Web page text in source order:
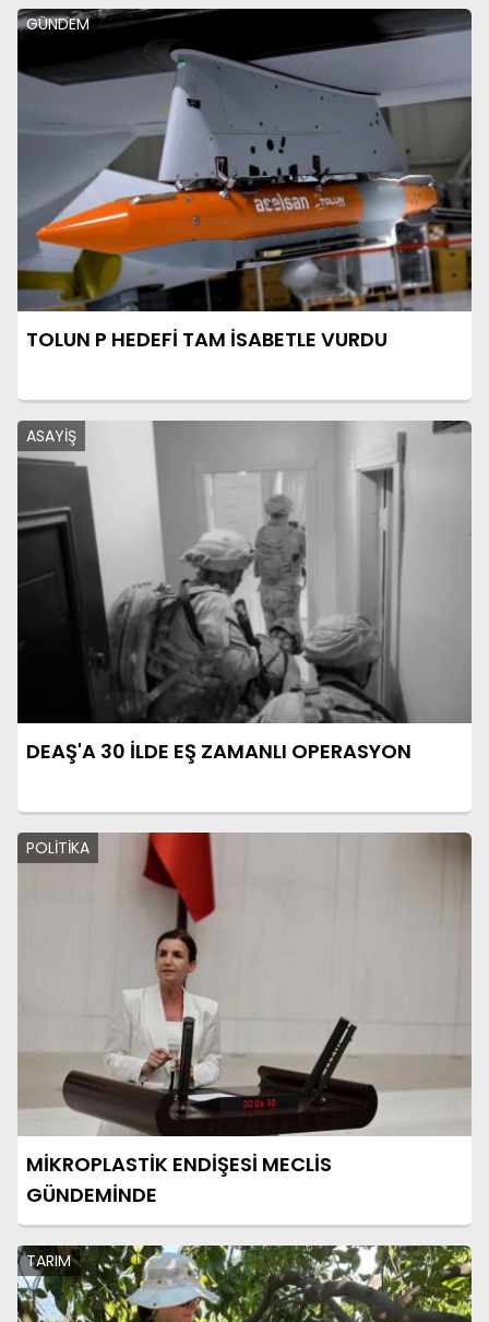
GÜNDEM
TOLUN P HEDEFİ TAM İSABETLE VURDU
ASAYİŞ
DEAŞ'A 30 İLDE EŞ ZAMANLI OPERASYON
POLİTİKA
MİKROPLASTİK ENDİŞESİ MECLİS
GÜNDEMİNDE
TARIM